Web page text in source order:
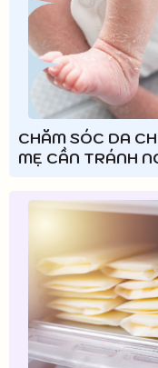
CHĂM SÓC DA
MẸ CẦN TRÁNH